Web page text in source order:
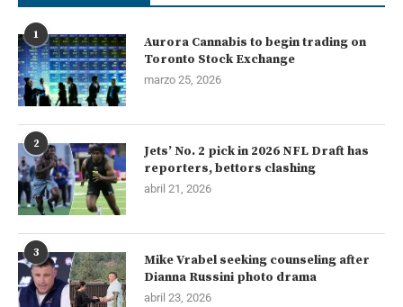
1
Aurora Cannabis to begin trading on
Toronto Stock Exchange
marzo 25, 2026
2
Jets’ No. 2 pick in 2026 NFL Draft has
reporters, bettors clashing
abril 21, 2026
3
Mike Vrabel seeking counseling after
Dianna Russini photo drama
abril 23, 2026